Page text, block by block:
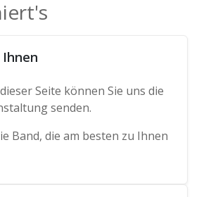
Seite können Sie uns die
senden.
Band, die am besten zu Ihnen